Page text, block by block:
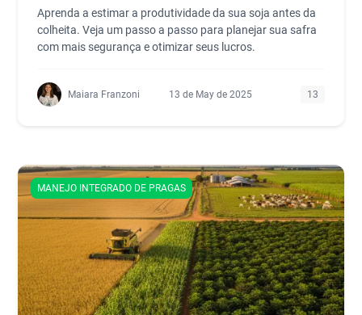
Aprenda a estimar a produtividade da sua soja antes da
colheita. Veja um passo a passo para planejar sua safra
com mais segurança e otimizar seus lucros.
Maiara Franzoni 13 de May de 2025 13
MANEJO INTEGRADO DE PRAGAS